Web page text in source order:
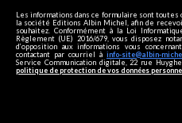
Les informations dans ce formulaire sont
la société Editions Albin Michel, afin de
souhaitez. Conformément à la Loi
Règlement (UE) 2016/679, vous disposez
d’opposition aux informations vous
contactant par courriel à info-site@albin-
Service Communication digitale, 22 rue
politique de protection de vos données